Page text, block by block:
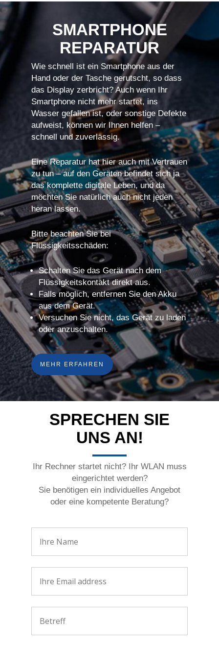
SMARTPHONE
REPARATUR
Wie schnell ist ein Smartphone aus der
Hand oder der Tasche gerutscht, so dass
das Display zerbricht? Auch wenn Ihr
Smartphone nicht mehr startet, ins
Wasser gefallen ist, oder sonstige Defekte
aufweist, können wir Ihnen helfen –
schnell und zuverlässig.
Eine Reparatur hat hier auch mit Vertrauen
zu tun – auf den Geräten befindet sich ja
das komplette digitale Leben, und da
möchten Sie natürlich auch nicht jeden
heran lassen.
Bitte beachten Sie bei
Flüssigkeitsschäden:
Schalten Sie das Gerät nach dem
Flüssigkeitskontakt direkt aus.
Falls möglich, entfernen Sie den Akku
aus dem Gerät.
Versuchen Sie nicht, das Gerät zu laden
oder anzuschalten.
MEHR ERFAHREN
SPRECHEN SIE
UNS AN!
Ihr Rechner startet nicht? Ihr WLAN muss
eingerichtet werden?
Sie benötigen ein individuelles Angebot
oder eine kompetente Beratung?